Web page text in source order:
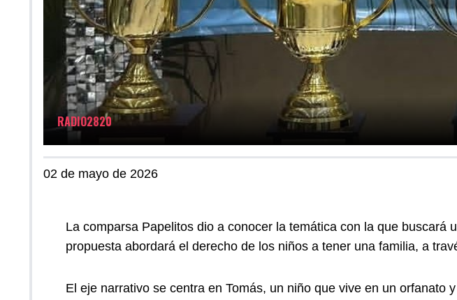
RADIO2820
02 de mayo de 2026
La comparsa Papelitos dio a conocer la temática con la que buscará
propuesta abordará el derecho de los niños a tener una familia, a
El eje narrativo se centra en Tomás, un niño que vive en un